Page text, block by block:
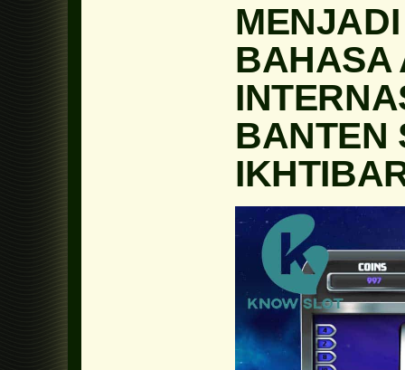
BAHASA
BANTEN